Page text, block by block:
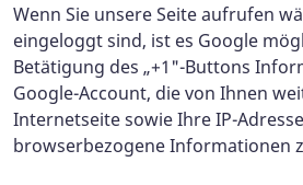
Wenn Sie unsere Seite aufrufen
eingeloggt sind, ist es Google
Betätigung des „+1"-Buttons
Google-Account, die von Ihnen
Internetseite sowie Ihre IP-
browserbezogene Informationen